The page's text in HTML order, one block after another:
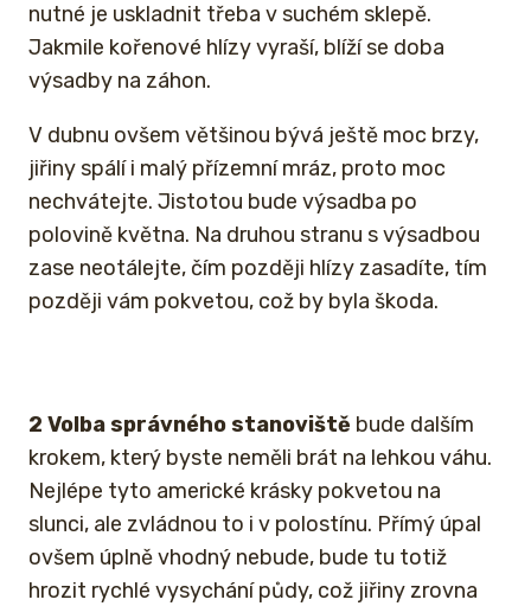
nutné je uskladnit třeba v suchém sklepě.
Jakmile kořenové hlízy vyraší, blíží se doba
výsadby na záhon.
V dubnu ovšem většinou bývá ještě moc brzy,
jiřiny spálí i malý přízemní mráz, proto moc
nechvátejte. Jistotou bude výsadba po
polovině května. Na druhou stranu s výsadbou
zase neotálejte, čím později hlízy zasadíte, tím
později vám pokvetou, což by byla škoda.
2 Volba správného stanoviště bude dalším
krokem, který byste neměli brát na lehkou váhu.
Nejlépe tyto americké krásky pokvetou na
slunci, ale zvládnou to i v polostínu. Přímý úpal
ovšem úplně vhodný nebude, bude tu totiž
hrozit rychlé vysychání půdy, což jiřiny zrovna